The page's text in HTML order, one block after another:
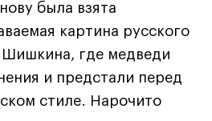
была взята
картина русского
где медведи
и предстали перед
стиле. Нарочито